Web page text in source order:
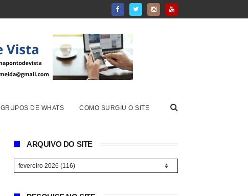
GRUPOS DE WHATS COMO SURGIU O SITE
ARQUIVO DO SITE